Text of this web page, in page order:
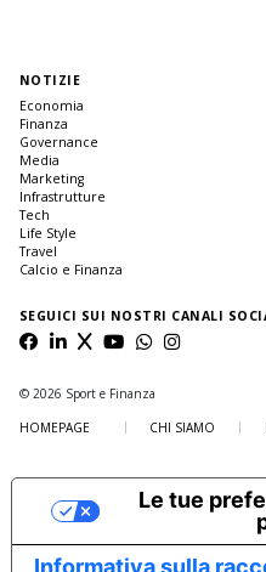
NOTIZIE
Economia
Finanza
Governance
Media
Marketing
Infrastrutture
Tech
Life Style
Travel
Calcio e Finanza
SEGUICI SUI NOSTRI CANALI
© 2026 Sport e Finanza
HOMEPAGE
CHI SIAMO
Informativa sulla
Le tue